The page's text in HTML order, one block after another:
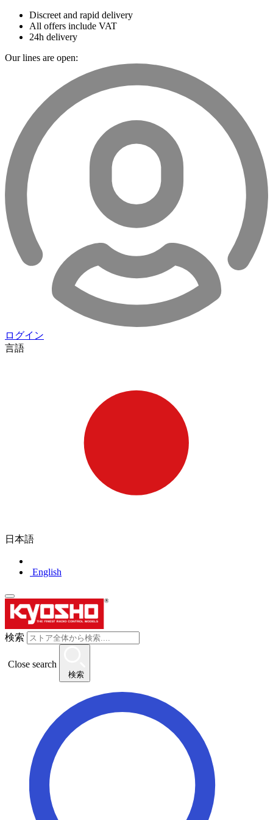
Discreet and rapid delivery
All offers include VAT
24h delivery
Our lines are open:
ログイン
言語
日本語
English
検索
Close search
検索